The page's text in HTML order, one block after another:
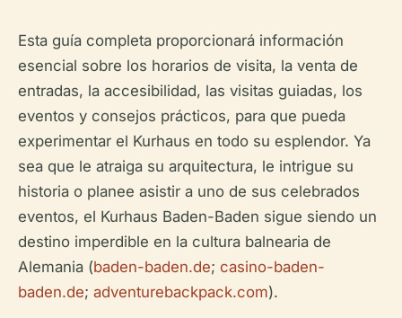
Esta guía completa proporcionará información
esencial sobre los horarios de visita, la venta de
entradas, la accesibilidad, las visitas guiadas, los
eventos y consejos prácticos, para que pueda
experimentar el Kurhaus en todo su esplendor. Ya
sea que le atraiga su arquitectura, le intrigue su
historia o planee asistir a uno de sus celebrados
eventos, el Kurhaus Baden-Baden sigue siendo un
destino imperdible en la cultura balnearia de
Alemania (baden-baden.de; casino-baden-
baden.de; adventurebackpack.com).